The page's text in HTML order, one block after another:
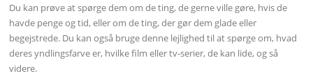
Du kan prøve at spørge dem om de ting, de gerne ville gøre, hvis de
havde penge og tid, eller om de ting, der gør dem glade eller
begejstrede. Du kan også bruge denne lejlighed til at spørge om, hvad
deres yndlingsfarve er, hvilke film eller tv-serier, de kan lide, og så
videre.